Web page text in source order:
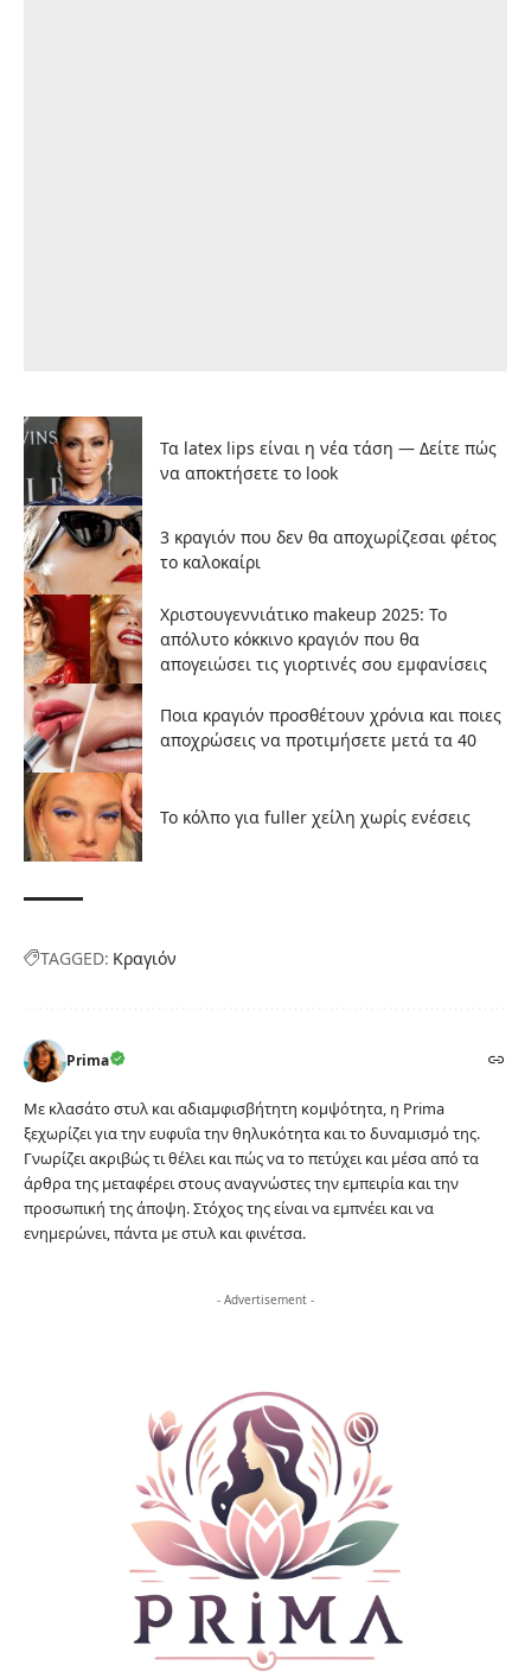
Τα latex lips είναι η νέα τάση — Δείτε πώς
να αποκτήσετε το look
3 κραγιόν που δεν θα αποχωρίζεσαι φέτος
το καλοκαίρι
Χριστουγεννιάτικο makeup 2025: Το
απόλυτο κόκκινο κραγιόν που θα
απογειώσει τις γιορτινές σου εμφανίσεις
Ποια κραγιόν προσθέτουν χρόνια και ποιες
αποχρώσεις να προτιμήσετε μετά τα 40
Το κόλπο για fuller χείλη χωρίς ενέσεις
TAGGED: Κραγιόν
Prima
Με κλασάτο στυλ και αδιαμφισβήτητη κομψότητα, η Prima
ξεχωρίζει για την ευφυΐα την θηλυκότητα και το δυναμισμό της.
Γνωρίζει ακριβώς τι θέλει και πώς να το πετύχει και μέσα από τα
άρθρα της μεταφέρει στους αναγνώστες την εμπειρία και την
προσωπική της άποψη. Στόχος της είναι να εμπνέει και να
ενημερώνει, πάντα με στυλ και φινέτσα.
- Advertisement -